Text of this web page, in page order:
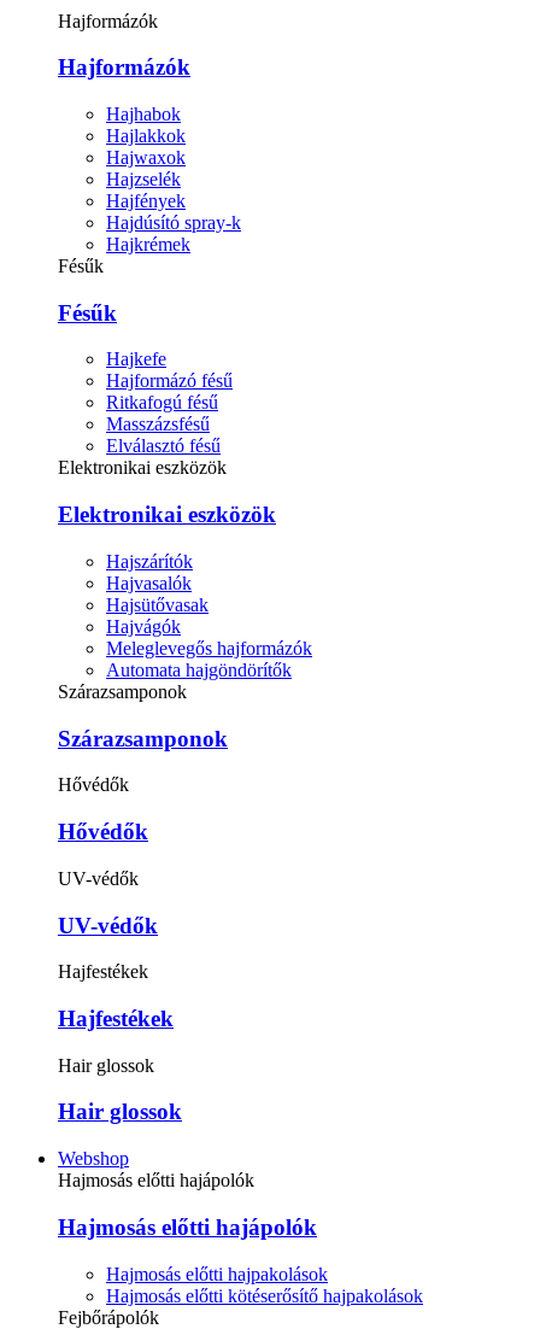
Hajformázók
Hajformázók
Hajhabok
Hajlakkok
Hajwaxok
Hajzselék
Hajfények
Hajdúsító spray-k
Hajkrémek
Fésűk
Fésűk
Hajkefe
Hajformázó fésű
Ritkafogú fésű
Masszázsfésű
Elválasztó fésű
Elektronikai eszközök
Elektronikai eszközök
Hajszárítók
Hajvasalók
Hajsütővasak
Hajvágók
Meleglevegős hajformázók
Automata hajgöndörítők
Szárazsamponok
Szárazsamponok
Hővédők
Hővédők
UV-védők
UV-védők
Hajfestékek
Hajfestékek
Hair glossok
Hair glossok
Webshop
Hajmosás előtti hajápolók
Hajmosás előtti hajápolók
Hajmosás előtti hajpakolások
Hajmosás előtti kötéserősítő hajpakolások
Fejbőrápolók